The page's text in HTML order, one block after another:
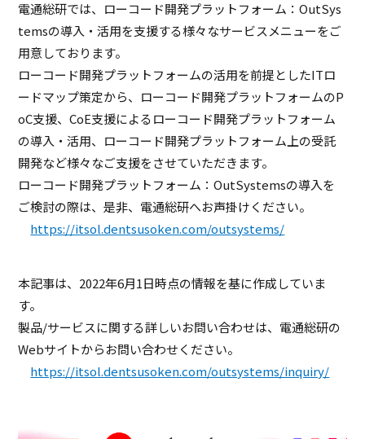
電通総研では、ローコード開発プラットフォーム：OutSys
temsの導入・活用を支援する様々なサービスメニューをご
用意しております。
ローコード開発プラットフォームの活用を前提としたITロ
ードマップ策定から、ローコード開発プラットフォームのP
oC支援、CoE支援によるローコード開発プラットフォーム
の導入・活用、ローコード開発プラットフォーム上の受託
開発など様々なご支援をさせていただきます。
ローコード開発プラットフォーム：OutSystemsの導入を
ご検討の際は、是非、電通総研へお声掛けください。
https://itsol.dentsusoken.com/outsystems/
本記事は、2022年6月1日時点の情報を基に作成していま
す。
製品/サービスに関する詳しいお問い合わせは、電通総研の
Webサイトからお問い合わせください。
https://itsol.dentsusoken.com/outsystems/inquiry/